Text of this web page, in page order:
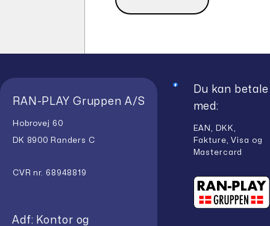
RAN-PLAY Gruppen A/S
Hobrovej 60
DK 8900 Randers C
CVR nr. 68948819
Adf: Kontor og
Du kan betale
med:
EAN, DKK,
Fakture, Visa og
Mastercard